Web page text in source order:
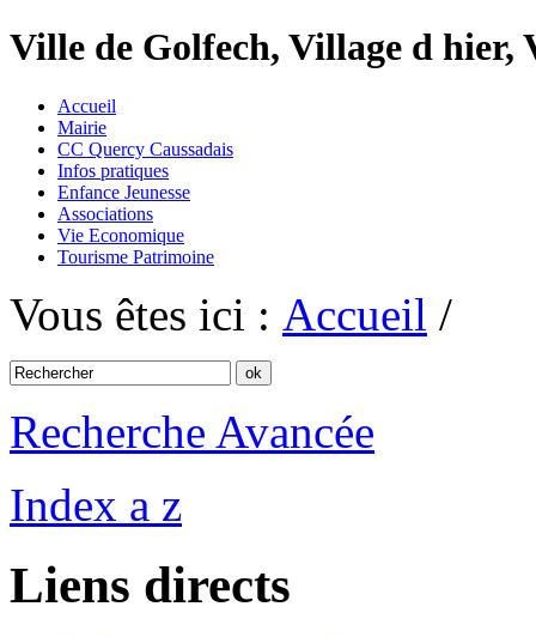
Ville de Golfech, Village d
Accueil
Mairie
CC Quercy Caussadais
Infos pratiques
Enfance Jeunesse
Associations
Vie Economique
Tourisme Patrimoine
Vous êtes ici : Accueil /
Recherche Avancée
Index a z
Liens directs